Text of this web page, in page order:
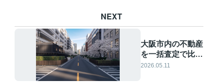
NEXT
大阪市内の不動産
を一括査定で比
較！高く売りたい
2026.05.11